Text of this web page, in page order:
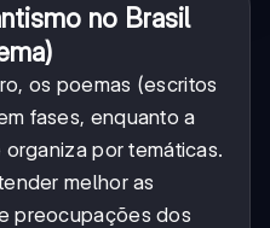
no Brasil
os poemas (escritos
fases, enquanto a
por temáticas.
melhor as
preocupações dos